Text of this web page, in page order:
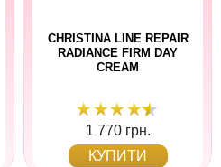
CHRISTINA LINE REPAIR
RADIANCE FIRM DAY
CREAM
1 770 грн.
КУПИТИ